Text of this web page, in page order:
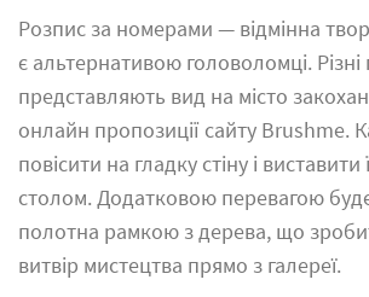
Розпис за номерами — відмінна
є альтернативою головоломці.
представляють вид на місто
онлайн пропозиції сайту Brushme.
повісити на гладку стіну і
столом. Додатковою перевагою
полотна рамкою з дерева, що
витвір мистецтва прямо з галереї.